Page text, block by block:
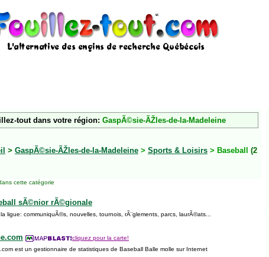
tout dans votre région: GaspÃ©sie-ÃŽles-de-la-Madeleine
> GaspÃ©sie-ÃŽles-de-la-Madeleine > Sports & Loisirs > Baseball (2
cette catégorie
sÃ©nior rÃ©gionale
ligue: communiquÃ©s, nouvelles, tournois, rÃ¨glements, parcs, laurÃ©ats...
cliquez pour la carte!
est un gestionnaire de statistiques de Baseball Balle molle sur Internet